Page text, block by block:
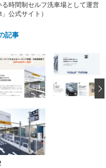
コラム
る時間制セルフ洗車場として運営
公式サイト）
記事